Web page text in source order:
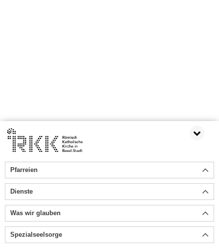
Pfarreien
Dienste
Was wir glauben
Spezialseelsorge